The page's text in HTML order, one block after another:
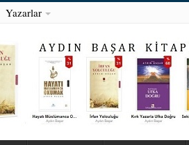
Yazarlar